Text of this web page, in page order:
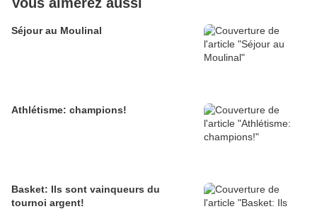
Séjour au Moulinal
Athlétisme: champions!
Basket: Ils sont vainqueurs du
tournoi argent!